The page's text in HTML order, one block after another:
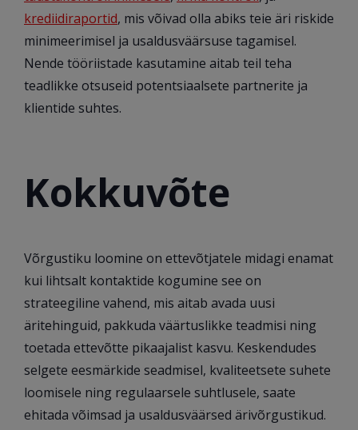
krediidiraportid, mis võivad olla abiks teie äri riskide
minimeerimisel ja usaldusväärsuse tagamisel.
Nende tööriistade kasutamine aitab teil teha
teadlikke otsuseid potentsiaalsete partnerite ja
klientide suhtes.
Kokkuvõte
Võrgustiku loomine on ettevõtjatele midagi enamat
kui lihtsalt kontaktide kogumine see on
strateegiline vahend, mis aitab avada uusi
äritehinguid, pakkuda väärtuslikke teadmisi ning
toetada ettevõtte pikaajalist kasvu. Keskendudes
selgete eesmärkide seadmisel, kvaliteetsete suhete
loomisele ning regulaarsele suhtlusele, saate
ehitada võimsad ja usaldusväärsed ärivõrgustikud.